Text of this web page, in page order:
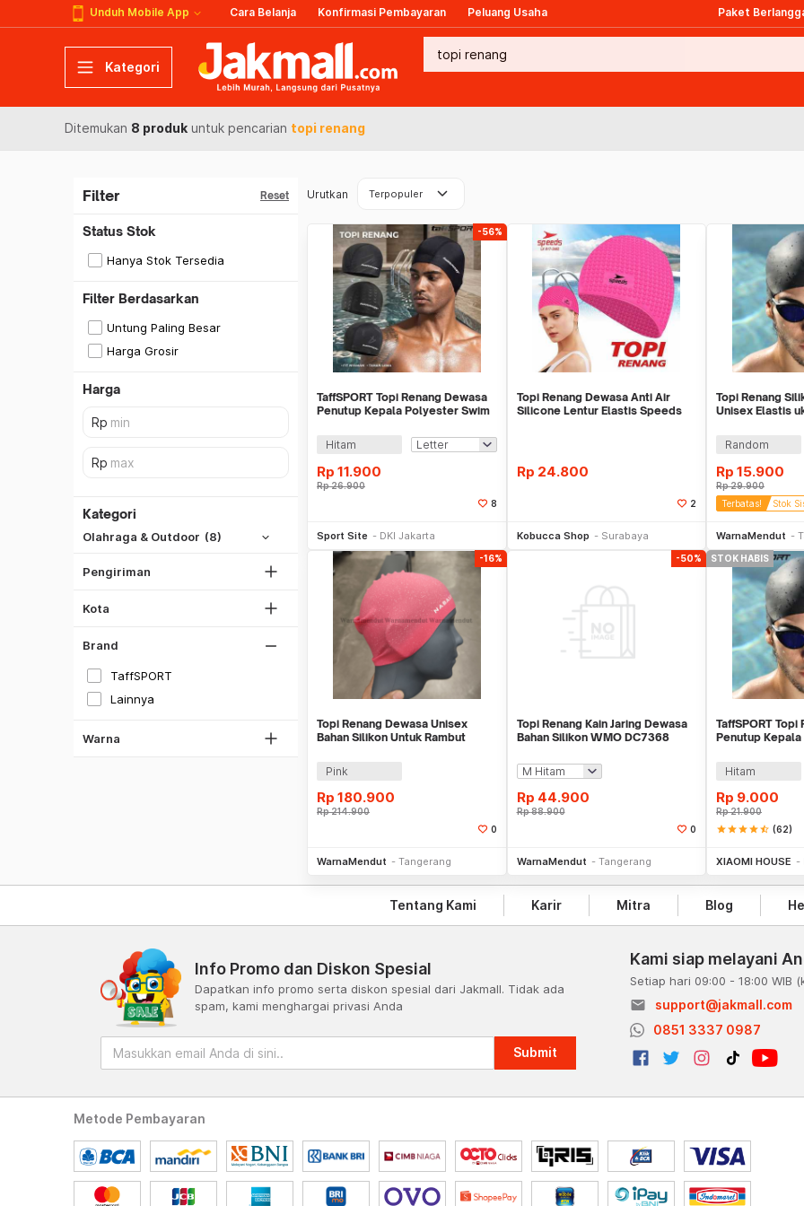
Unduh Mobile App Cara Belanja Konfirmasi Pembayaran Peluang Usaha Paket
Kategori
Ditemukan 8 produk untuk pencarian topi renang
Filter Reset
Status Stok
Hanya Stok Tersedia
Filter Berdasarkan
Untung Paling Besar
Harga Grosir
Harga
Kategori
Olahraga & Outdoor (8)
Pengiriman
SiCepat REG
SiCepat Gokil
Lihat Semua
Kota
Tangerang
Bekasi
Bogor
Lihat Semua
Brand
TaffSPORT
Lainnya
Warna
Hitam
Urutkan Terpopuler keyboard_arrow_down
-56%
TaffSPORT Topi Renang Dewasa
Penutup Kepala Polyester Swim
Hitam
Rp 11.900
Rp26.900
8
Sport Site DKI Jakarta
Topi Renang Dewasa Anti Air
Silicone Lentur Elastis Speeds
Rp 24.800
2
Kobucca Shop Surabaya
Topi Renang
Unisex Elastis
Random
Rp 15.900
Rp29.900
Terbatas!
Stok
WarnaMendut
-16%
Topi Renang Dewasa Unisex
Bahan Silikon Untuk Rambut
Pink
Rp 180.900
Rp214.900
0
WarnaMendut Tangerang
-50%
Topi Renang Kain Jaring Dewasa
Bahan Silikon WMO DC7368
Rp 44.900
Rp88.900
0
WarnaMendut Tangerang
STOK HABIS
TaffSPORT
Penutup Kepala
Hitam
Rp 9.000
Rp21.900
starstarstarstarstar_half (62)
XIAOMI HOUSE
Tentang Kami Karir Mitra Blog
Info Promo dan Diskon Spesial
Dapatkan info promo serta diskon spesial dari Jakmall. Tidak ada
spam, kami menghargai privasi Anda
Submit
Kami siap melayani
Setiap hari 09:00 - 18:00 WIB
email
support@jakmall.com
0851 3337 0987
Metode Pembayaran